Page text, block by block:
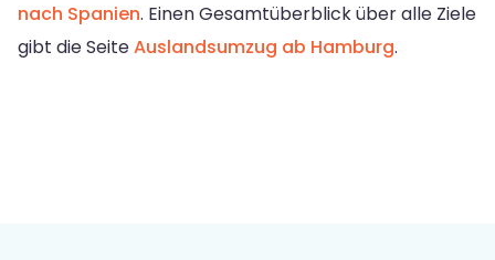
nach Spanien. Einen Gesamtüberblick über alle Ziele
gibt die SeiteAuslandsumzug ab Hamburg.